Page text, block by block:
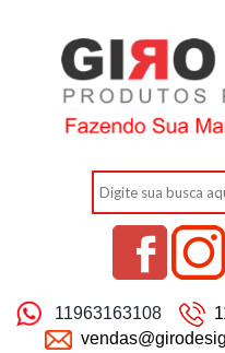
11963163108